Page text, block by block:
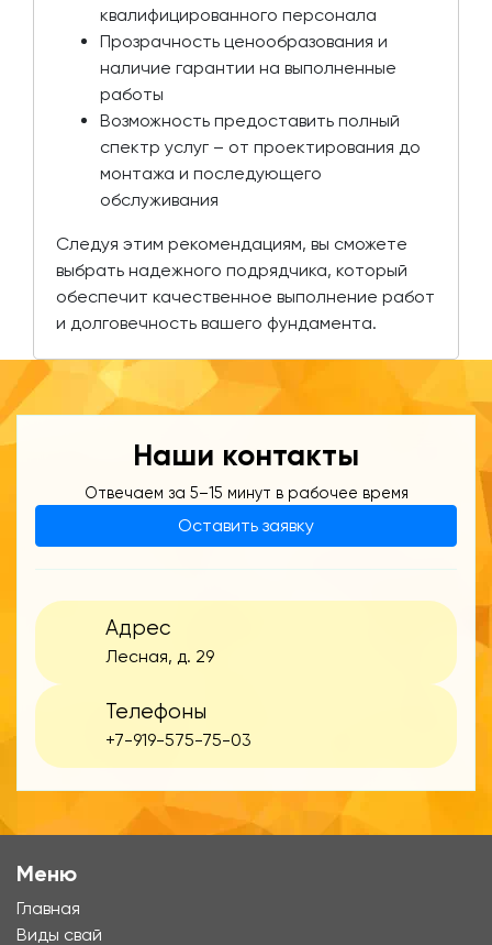
квалифицированного персонала
Прозрачность ценообразования и
наличие гарантии на выполненные
работы
Возможность предоставить полный
спектр услуг – от проектирования до
монтажа и последующего
обслуживания
Следуя этим рекомендациям, вы сможете
выбрать надежного подрядчика, который
обеспечит качественное выполнение работ
и долговечность вашего фундамента.
Наши контакты
Отвечаем за 5–15 минут в рабочее время
Оставить заявку
Адрес
Лесная, д. 29
Телефоны
+7-919-575-75-03
Меню
Главная
Виды свай